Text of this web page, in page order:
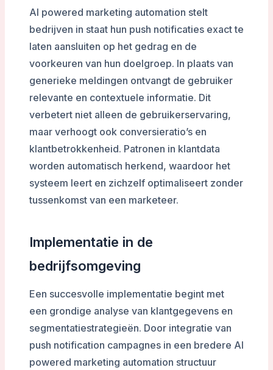
AI powered marketing automation stelt
bedrijven in staat hun push notificaties exact te
laten aansluiten op het gedrag en de
voorkeuren van hun doelgroep. In plaats van
generieke meldingen ontvangt de gebruiker
relevante en contextuele informatie. Dit
verbetert niet alleen de gebruikerservaring,
maar verhoogt ook conversieratio’s en
klantbetrokkenheid. Patronen in klantdata
worden automatisch herkend, waardoor het
systeem leert en zichzelf optimaliseert zonder
tussenkomst van een marketeer.
Implementatie in de
bedrijfsomgeving
Een succesvolle implementatie begint met
een grondige analyse van klantgegevens en
segmentatiestrategieën. Door integratie van
push notification campagnes in een bredere AI
powered marketing automation structuur